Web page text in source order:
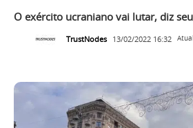
O exército ucraniano vai lutar, diz
TrustNodes 13/02/2022 16:32